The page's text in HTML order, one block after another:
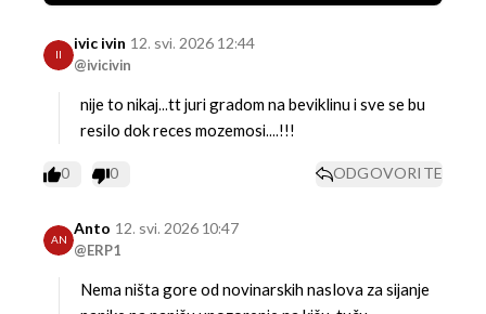
II
ivic ivin
@ivicivin
12. svi. 2026 12:44
nije to nikaj...tt juri gradom na beviklinu i sve se bu
resilo dok reces mozemosi....!!!
0 0 ODGOVORITE
AN
Anto
@ERP1
12. svi. 2026 10:47
Nema ništa gore od novinarskih naslova za sijanje